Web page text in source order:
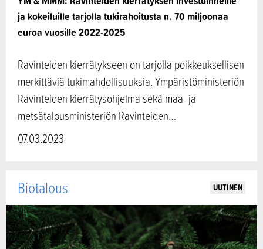
ja kokeiluille tarjolla tukirahoitusta n. 70 miljoonaa
euroa vuosille 2022-2025
Ravinteiden kierrätykseen on tarjolla poikkeuksellisen
merkittäviä tukimahdollisuuksia. Ympäristöministeriön
Ravinteiden kierrätysohjelma sekä maa- ja
metsätalousministeriön Ravinteiden…
07.03.2023
Biotalous UUTINEN